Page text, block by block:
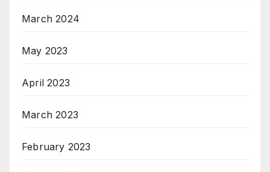
March 2024
May 2023
April 2023
March 2023
February 2023